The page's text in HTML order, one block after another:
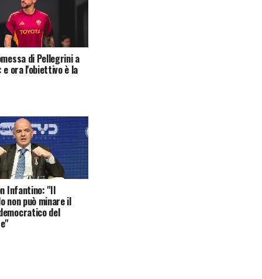
di Pellegrini a
e ora l'obiettivo è la
Infantino: "Il
non può minare il
del